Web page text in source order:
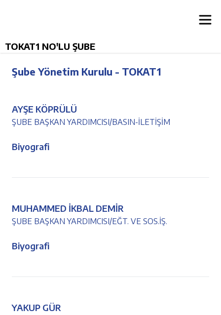
TOKAT1 NO'LU ŞUBE
Şube Yönetim Kurulu - TOKAT1
AYŞE KÖPRÜLÜ
ŞUBE BAŞKAN YARDIMCISI/BASIN-İLETİŞİM
Biyografi
MUHAMMED İKBAL DEMİR
ŞUBE BAŞKAN YARDIMCISI/EĞT. VE SOS.İŞ.
Biyografi
YAKUP GÜR